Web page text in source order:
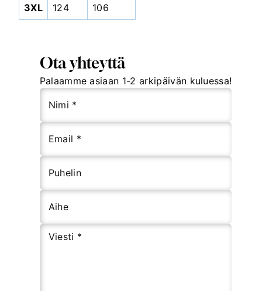
3XL 124 106
Ota yhteyttä
Palaamme asiaan 1-2 arkipäivän kuluessa!
Nimi *
Email *
Puhelin
Aihe
Viesti *